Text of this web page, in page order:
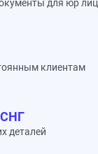
для юр лиц
клиентам
деталей